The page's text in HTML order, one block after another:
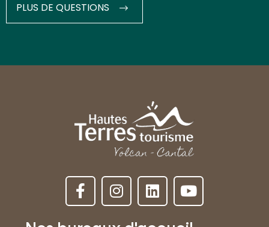
PLUS DE QUESTIONS